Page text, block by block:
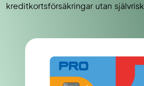
kreditkortsförsäkringar utan självrisk.